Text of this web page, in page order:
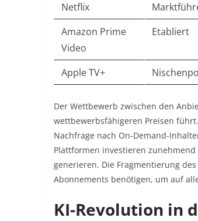
Netflix
Amazon Prime
Video
Etabliert
Apple TV+
Der Wettbewerb zwischen den
wettbewerbsfähigeren Preisen
Nachfrage nach On-Demand-
Plattformen investieren
generieren. Die Fragmentierung
Abonnements benötigen, um auf
KI-Revolution in